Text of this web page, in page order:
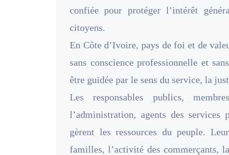
confiée pour protéger l’intérêt
citoyens.
En Côte d’Ivoire, pays de foi et de
sans conscience professionnelle et
être guidée par le sens du service, la
Les responsables publics,
l’administration, agents des services
gèrent les ressources du peuple.
familles, l’activité des commerçants,